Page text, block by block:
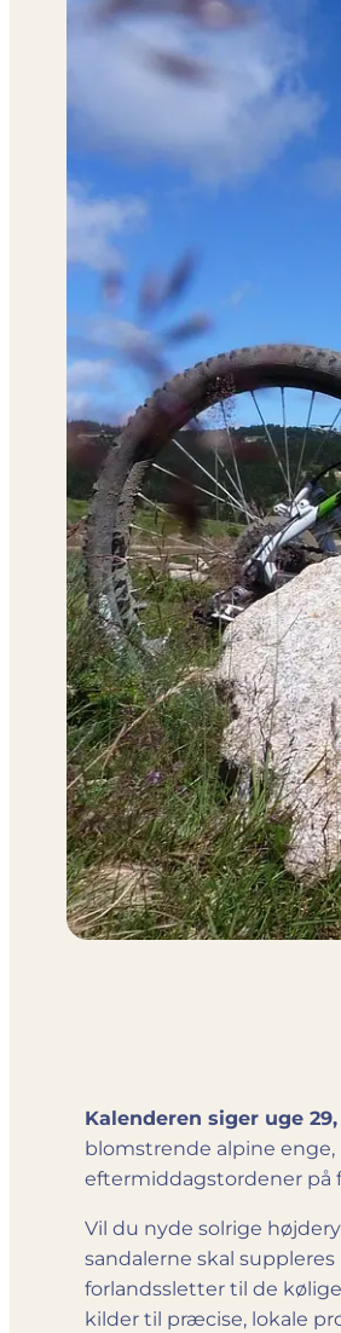
Kalenderen siger uge
blomstrende alpine
eftermiddagstordener på
Vil du nyde solrige
sandalerne skal
forlandssletter til de
kilder til præcise, lokale